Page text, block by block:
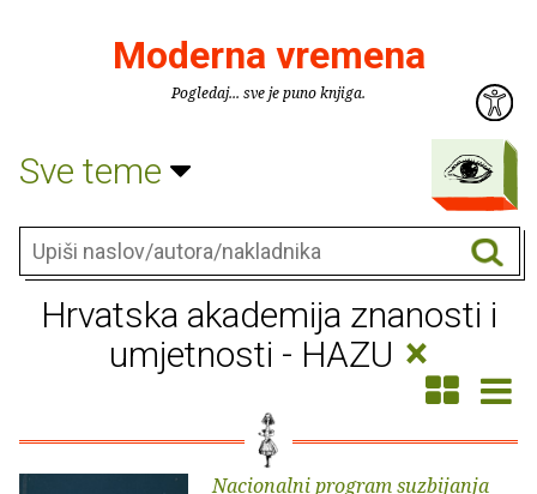
Moderna vremena
Pogledaj... sve je puno knjiga.
Sve teme
Hrvatska akademija znanosti i
umjetnosti - HAZU ×
Nacionalni program suzbijanja